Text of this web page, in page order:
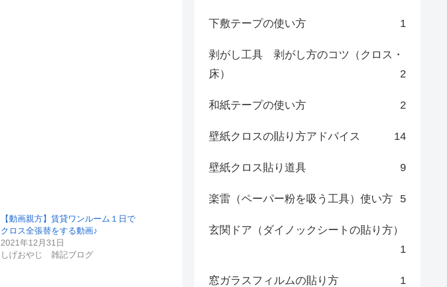
【動画親方】賃貸ワンルーム１日で
クロス全張替をする動画♪
2021年12月31日
しげおやじ 雑記ブログ
下敷テープの使い方 1
剥がし工具 剥がし方のコツ（クロス・
床）
2
和紙テープの使い方 2
壁紙クロスの貼り方アドバイス 14
壁紙クロス貼り道具 9
楽雷（ペーパー粉を吸う工具）使い方 5
玄関ドア（ダイノックシートの貼り方）
1
窓ガラスフィルムの貼り方 1